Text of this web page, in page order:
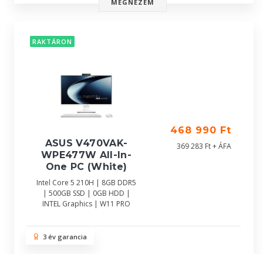
MEGNÉZEM
RAKTÁRON
ASUS V470VAK-
WPE477W All-In-
One PC (White)
Intel Core 5 210H | 8GB DDR5
| 500GB SSD | 0GB HDD |
INTEL Graphics | W11 PRO
468 990 Ft
369 283 Ft + ÁFA
3 év garancia